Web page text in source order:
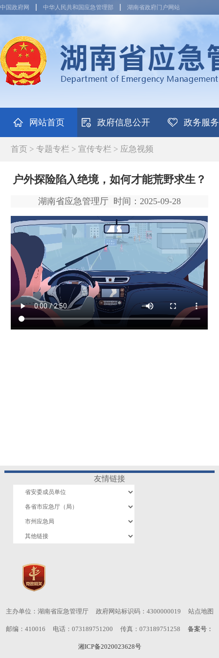
中国政府网 中华人民共和国应急管理部 湖南省政府门户网站
网站首页 政府信息公开 政务服务
首页> 专题专栏 > 宣传专栏 > 应急视频
户外探险陷入绝境，如何才能荒野求生？
湖南省应急管理厅 时间：2025-09-28
友情链接
主办单位：湖南省应急管理厅 政府网站标识码：4300000019 站点地图
邮编：410016 电话：073189751200 传真：073189751258 备案号：
湘ICP备2020023628号